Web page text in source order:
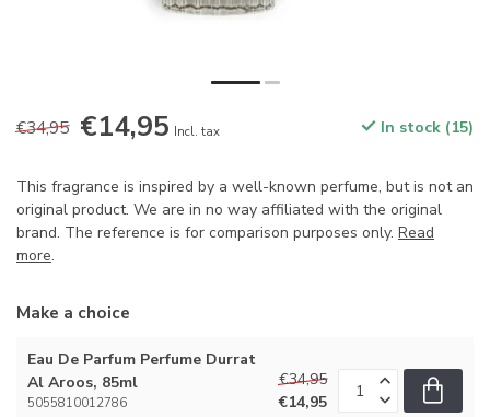
€34,95 €14,95 Incl. tax In stock (15)
This fragrance is inspired by a well-known perfume, but is not an
original product. We are in no way affiliated with the original
brand. The reference is for comparison purposes only. Read
more.
Make a choice
Eau De Parfum Perfume Durrat
Al Aroos, 85ml
5055810012786
€34,95
€14,95